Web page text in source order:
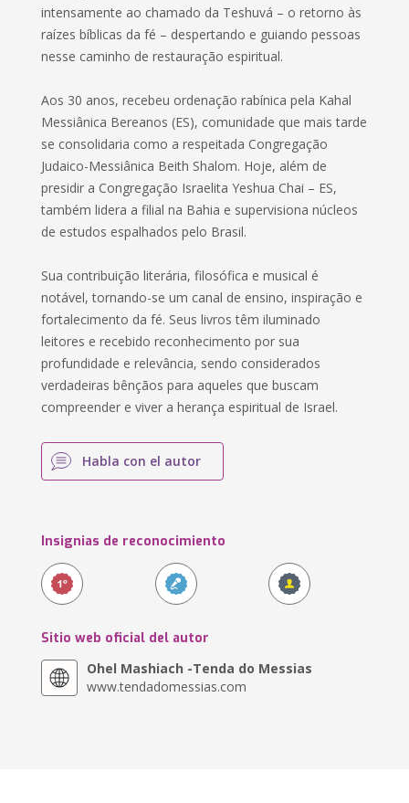
intensamente ao chamado da Teshuvá – o retorno às
raízes bíblicas da fé – despertando e guiando pessoas
nesse caminho de restauração espiritual.
Aos 30 anos, recebeu ordenação rabínica pela Kahal
Messiânica Bereanos (ES), comunidade que mais tarde
se consolidaria como a respeitada Congregação
Judaico-Messiânica Beith Shalom. Hoje, além de
presidir a Congregação Israelita Yeshua Chai – ES,
também lidera a filial na Bahia e supervisiona núcleos
de estudos espalhados pelo Brasil.
Sua contribuição literária, filosófica e musical é
notável, tornando-se um canal de ensino, inspiração e
fortalecimento da fé. Seus livros têm iluminado
leitores e recebido reconhecimento por sua
profundidade e relevância, sendo considerados
verdadeiras bênçãos para aqueles que buscam
compreender e viver a herança espiritual de Israel.
Habla con el autor
Insignias de reconocimiento
Sitio web oficial del autor
Ohel Mashiach -Tenda do Messias
www.tendadomessias.com